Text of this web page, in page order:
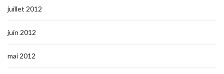
juillet 2012
juin 2012
mai 2012